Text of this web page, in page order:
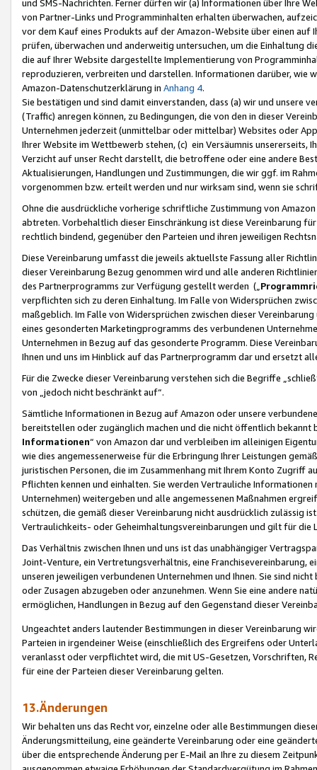
und SMS-Nachrichten. Ferner dürfen wir (a) Informationen über Ihre
von Partner-Links und Programminhalten erhalten überwachen,
vor dem Kauf eines Produkts auf der Amazon-Website über einen
prüfen, überwachen und anderweitig untersuchen, um die Einhaltung
die auf Ihrer Website dargestellte Implementierung von
reproduzieren, verbreiten und darstellen. Informationen darüber, wie
Amazon-Datenschutzerklärung in Anhang 4.
Sie bestätigen und sind damit einverstanden, dass (a) wir und
(Traffic) anregen können, zu Bedingungen, die von den in dieser
Unternehmen jederzeit (unmittelbar oder mittelbar) Websites oder
Ihrer Website im Wettbewerb stehen, (c) ein Versäumnis unsererseits,
Verzicht auf unser Recht darstellt, die betroffene oder eine andere
Aktualisierungen, Handlungen und Zustimmungen, die wir ggf. im
vorgenommen bzw. erteilt werden und nur wirksam sind, wenn sie
Ohne die ausdrückliche vorherige schriftliche Zustimmung von
abtreten. Vorbehaltlich dieser Einschränkung ist diese Vereinbarung
rechtlich bindend, gegenüber den Parteien und ihren jeweiligen
Diese Vereinbarung umfasst die jeweils aktuellste Fassung aller
dieser Vereinbarung Bezug genommen wird und alle anderen
des Partnerprogramms zur Verfügung gestellt werden („
verpflichten sich zu deren Einhaltung. Im Falle von Widersprüchen
maßgeblich. Im Falle von Widersprüchen zwischen dieser
eines gesonderten Marketingprogramms des verbundenen
Unternehmen in Bezug auf das gesonderte Programm. Diese
Ihnen und uns im Hinblick auf das Partnerprogramm dar und ersetzt
Für die Zwecke dieser Vereinbarung verstehen sich die Begriffe
von „jedoch nicht beschränkt auf“.
Sämtliche Informationen in Bezug auf Amazon oder unsere
bereitstellen oder zugänglich machen und die nicht öffentlich
Informationen“ von Amazon dar und verbleiben im alleinigen
wie dies angemessenerweise für die Erbringung Ihrer Leistungen
juristischen Personen, die im Zusammenhang mit Ihrem Konto
Pflichten kennen und einhalten. Sie werden Vertrauliche
Unternehmen) weitergeben und alle angemessenen Maßnahmen
schützen, die gemäß dieser Vereinbarung nicht ausdrücklich zulässig
Vertraulichkeits- oder Geheimhaltungsvereinbarungen und gilt für die
Das Verhältnis zwischen Ihnen und uns ist das unabhängiger
Joint-Venture, ein Vertretungsverhältnis, eine Franchisevereinbarung,
unseren jeweiligen verbundenen Unternehmen und Ihnen. Sie sind
oder Zusagen abzugeben oder anzunehmen. Wenn Sie eine andere
ermöglichen, Handlungen in Bezug auf den Gegenstand dieser
Ungeachtet anders lautender Bestimmungen in dieser Vereinbarung
Parteien in irgendeiner Weise (einschließlich des Ergreifens oder
veranlasst oder verpflichtet wird, die mit US-Gesetzen, Vorschriften,
für eine der Parteien dieser Vereinbarung gelten.
13.Änderungen
Wir behalten uns das Recht vor, einzelne oder alle Bestimmungen
Änderungsmitteilung, eine geänderte Vereinbarung oder eine
über die entsprechende Änderung per E-Mail an Ihre zu diesem